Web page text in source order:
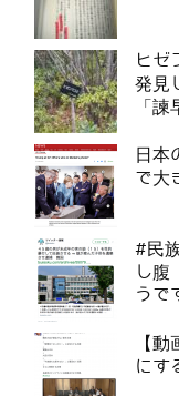
ヒゼ
発見
「諫
日本
で大
#民
し腹
うで
【
にす